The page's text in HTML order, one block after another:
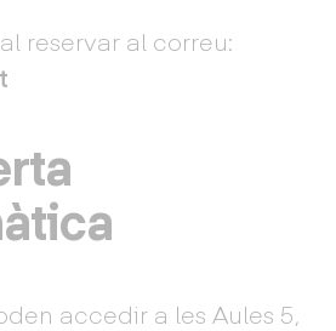
reservar al correu:
accedir a les Aules 5,